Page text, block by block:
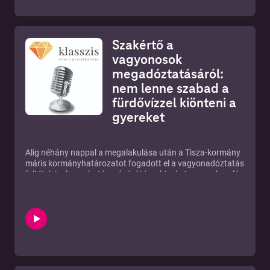
Szakértő a
vagyonosok
megadóztatásáról:
nem lenne szabad a
fürdővízzel kiönteni a
gyereket
Alig néhány nappal a megalakulása után a Tisza-kormány
máris kormányhatározatot fogadott el a vagyonadóztatás
feltételeinek meghatározásáról és a bizalmi vagyonkezelés
szabályokat.Ennek apropóján jártuk körül az Apelso
Wealth Management cégtársával a két területet.
Vendégünk ismertette, hogy hol volt vagyonadó a világban